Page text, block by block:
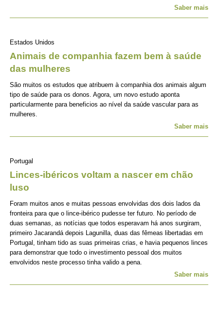
Saber mais
Estados Unidos
Animais de companhia fazem bem à saúde
das mulheres
São muitos os estudos que atribuem à companhia dos animais algum
tipo de saúde para os donos. Agora, um novo estudo aponta
particularmente para beneficios ao nível da saúde vascular para as
mulheres.
Saber mais
Portugal
Linces-ibéricos voltam a nascer em chão
luso
Foram muitos anos e muitas pessoas envolvidas dos dois lados da
fronteira para que o lince-ibérico pudesse ter futuro. No período de
duas semanas, as notícias que todos esperavam há anos surgiram,
primeiro Jacarandá depois Lagunilla, duas das fêmeas libertadas em
Portugal, tinham tido as suas primeiras crias, e havia pequenos linces
para demonstrar que todo o investimento pessoal dos muitos
envolvidos neste processo tinha valido a pena.
Saber mais